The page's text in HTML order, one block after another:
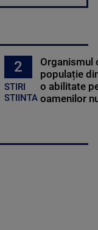
2
STIRI
STIINTA
Organismul
populație
o abilitate
oamenilor